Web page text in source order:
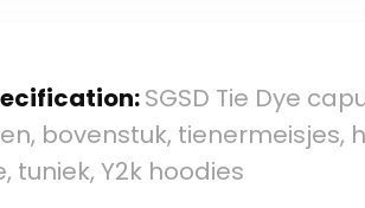
SGSD Tie Dye
bovenstuk, tienermeisjes,
tuniek, Y2k hoodies